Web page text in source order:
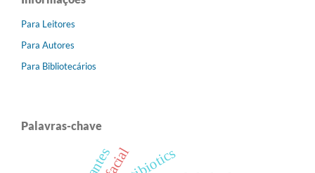
Para Leitores
Para Autores
Para Bibliotecários
Palavras-chave